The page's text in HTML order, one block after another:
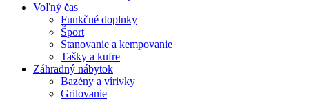
Voľný čas
Funkčné doplnky
Šport
Stanovanie a kempovanie
Tašky a kufre
Záhradný nábytok
Bazény a vírivky
Grilovanie